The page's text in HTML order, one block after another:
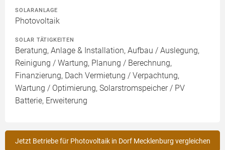
SOLARANLAGE
Photovoltaik
SOLAR TÄTIGKEITEN
Beratung, Anlage & Installation, Aufbau / Auslegung,
Reinigung / Wartung, Planung / Berechnung,
Finanzierung, Dach Vermietung / Verpachtung,
Wartung / Optimierung, Solarstromspeicher / PV
Batterie, Erweiterung
Jetzt Betriebe für Photovoltaik in Dorf Mecklenburg vergleichen